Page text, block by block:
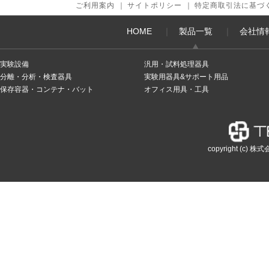
ご利用案内 サイトポリシー 特定商取引法に基づ
HOME 製品一覧 会社情
実験設備
汎用・試料処理器具
分離・分析・検査器具
実験用器具&サポート用品
保存容器・コンテナ・バット
オフィス用具・工具
copyright (c) 株式